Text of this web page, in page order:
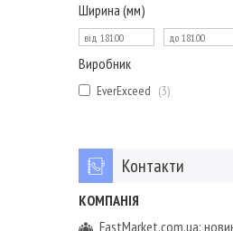
Ширина (мм)
Виробник
EverExceed 3
Контакти
FastMarket.com.ua: